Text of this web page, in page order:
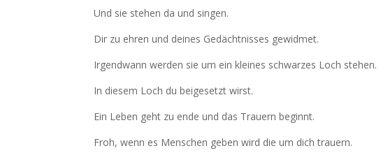
Und sie stehen da und singen.
Dir zu ehren und deines Gedächtnisses gewidmet.
Irgendwann werden sie um ein kleines schwarzes Loch stehen.
In diesem Loch du beigesetzt wirst.
Ein Leben geht zu ende und das Trauern beginnt.
Froh, wenn es Menschen geben wird die um dich trauern.